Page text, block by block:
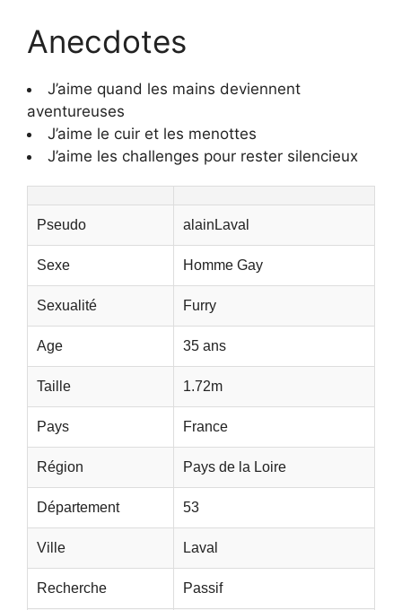
Anecdotes
J’aime quand les mains deviennent
aventureuses
J’aime le cuir et les menottes
J’aime les challenges pour rester silencieux
Pseudo alainLaval
Sexe Homme Gay
Sexualité Furry
Age 35 ans
Taille 1.72m
Pays France
Région Pays de la Loire
Département 53
Ville Laval
Recherche Passif